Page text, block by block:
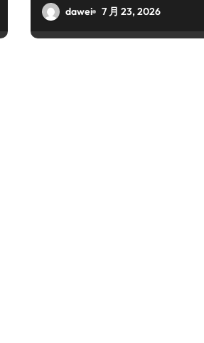
dawei 7 月 23, 2026